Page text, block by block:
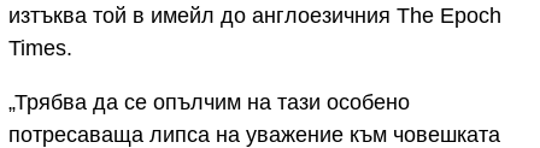
изтъква той в имейл до англоезичния The Epoch
Times.
„Трябва да се опълчим на тази особено
потресаваща липса на уважение към човешката